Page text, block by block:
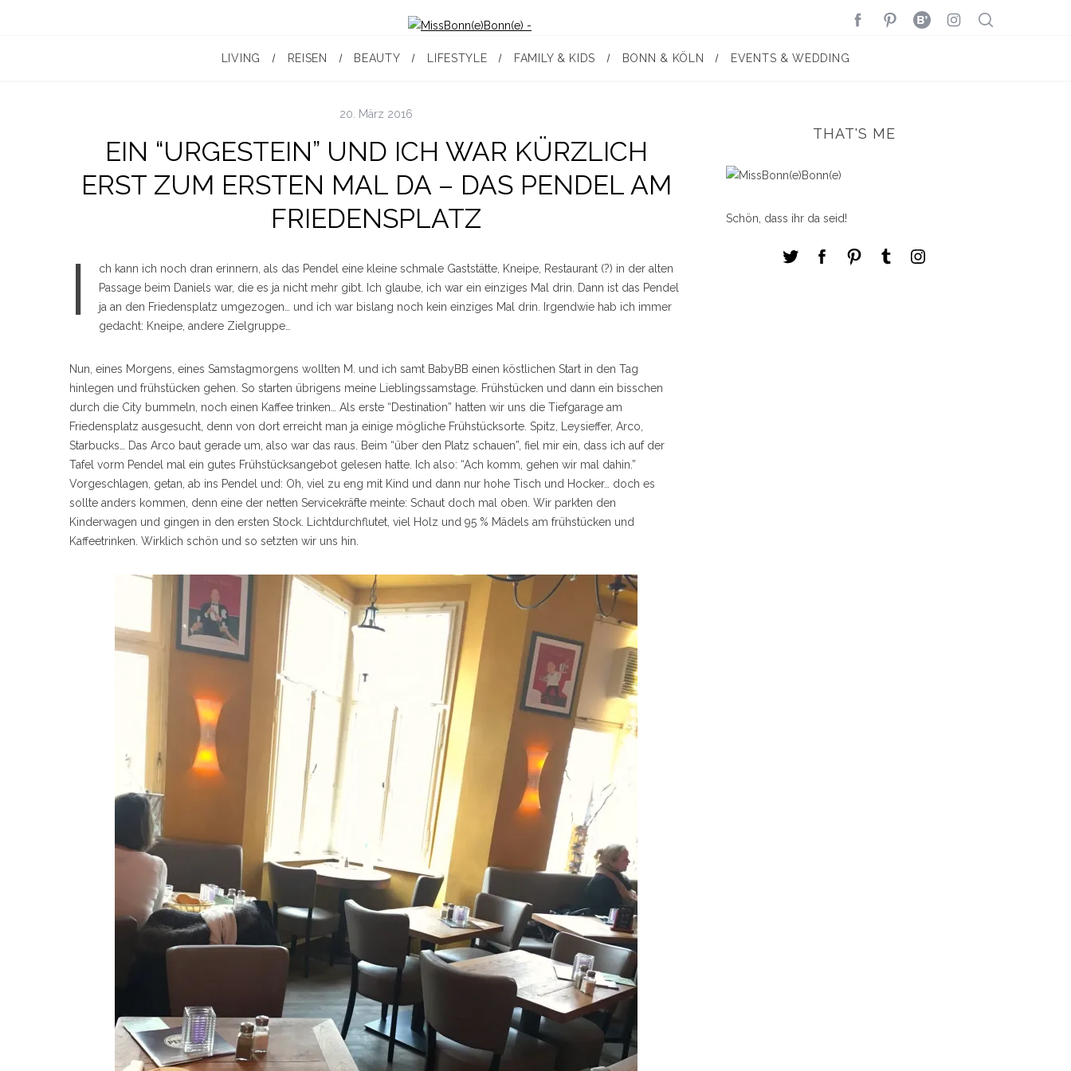
LIVING REISEN BEAUTY LIFESTYLE FAMILY & KIDS BONN & KÖLN EVENTS & WEDDING
20. März 2016
EIN “URGESTEIN” UND ICH WAR KÜRZLICH
ERST ZUM ERSTEN MAL DA – DAS PENDEL AM
FRIEDENSPLATZ
I
ch kann ich noch dran erinnern, als das Pendel eine kleine schmale Gaststätte, Kneipe, Restaurant (?) in der alten
Passage beim Daniels war, die es ja nicht mehr gibt. Ich glaube, ich war ein einziges Mal drin. Dann ist das Pendel
ja an den Friedensplatz umgezogen… und ich war bislang noch kein einziges Mal drin. Irgendwie hab ich immer
gedacht: Kneipe, andere Zielgruppe…
Nun, eines Morgens, eines Samstagmorgens wollten M. und ich samt BabyBB einen köstlichen Start in den Tag
hinlegen und frühstücken gehen. So starten übrigens meine Lieblingssamstage. Frühstücken und dann ein bisschen
durch die City bummeln, noch einen Kaffee trinken… Als erste “Destination” hatten wir uns die Tiefgarage am
Friedensplatz ausgesucht, denn von dort erreicht man ja einige mögliche Frühstücksorte. Spitz, Leysieffer, Arco,
Starbucks… Das Arco baut gerade um, also war das raus. Beim “über den Platz schauen”, fiel mir ein, dass ich auf der
Tafel vorm Pendel mal ein gutes Frühstücksangebot gelesen hatte. Ich also: “Ach komm, gehen wir mal dahin.”
Vorgeschlagen, getan, ab ins Pendel und: Oh, viel zu eng mit Kind und dann nur hohe Tisch und Hocker… doch es
sollte anders kommen, denn eine der netten Servicekräfte meinte: Schaut doch mal oben. Wir parkten den
Kinderwagen und gingen in den ersten Stock. Lichtdurchflutet, viel Holz und 95 % Mädels am frühstücken und
Kaffeetrinken. Wirklich schön und so setzten wir uns hin.
THAT'S ME
Schön, dass ihr da seid!